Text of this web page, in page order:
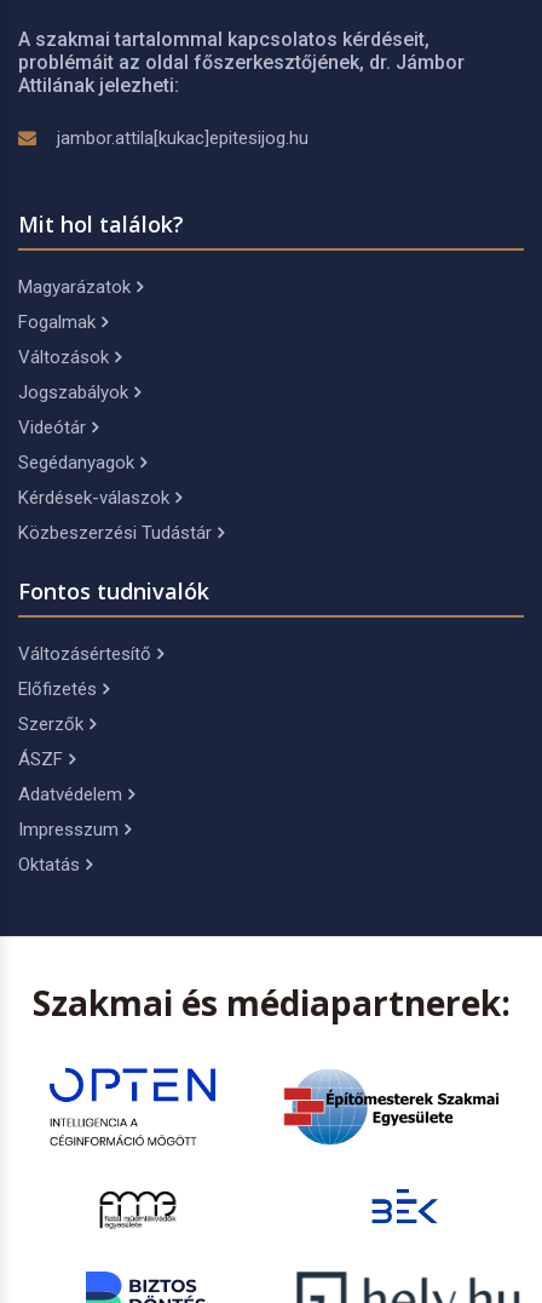
A szakmai tartalommal kapcsolatos kérdéseit,
problémáit az oldal főszerkesztőjének, dr. Jámbor
Attilának jelezheti:
jambor.attila[kukac]epitesijog.hu
Mit hol találok?
Magyarázatok
Fogalmak
Változások
Jogszabályok
Videótár
Segédanyagok
Kérdések-válaszok
Közbeszerzési Tudástár
Fontos tudnivalók
Változásértesítő
Előfizetés
Szerzők
ÁSZF
Adatvédelem
Impresszum
Oktatás
Szakmai és médiapartnerek: